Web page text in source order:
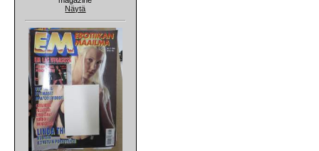
Näytä